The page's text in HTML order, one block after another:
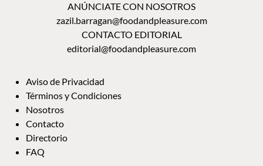
ANÚNCIATE CON NOSOTROS
zazil.barragan@foodandpleasure.com
CONTACTO EDITORIAL
editorial@foodandpleasure.com
Aviso de Privacidad
Términos y Condiciones
Nosotros
Contacto
Directorio
FAQ